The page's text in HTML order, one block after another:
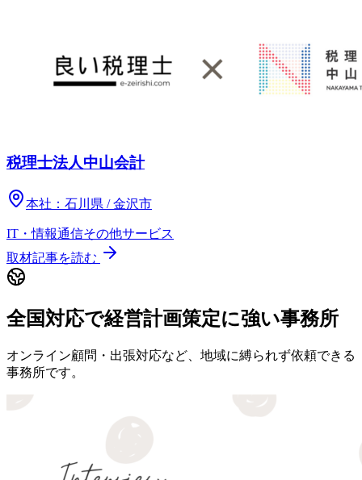
税理士法人中山会計
本社： 石川県 / 金沢市
IT・情報通信その他サービス
取材記事を読む
全国対応で経営計画策定に強い事務所
オンライン顧問・出張対応など、地域に縛られず依頼できる
事務所です。